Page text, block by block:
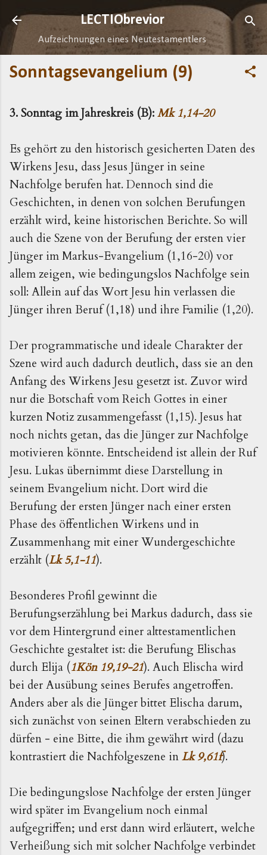
Direkt zum Hauptbereich
LECTIObrevior
Aufzeichnungen eines Neutestamentlers
Sonntagsevangelium (9)
3. Sonntag im Jahreskreis (B):Mk 1,14-20
Es gehört zu den historisch gesicherten Daten des
Wirkens Jesu, dass Jesus Jünger in seine
Nachfolge berufen hat. Dennoch sind die
Geschichten, in denen von solchen Berufungen
erzählt wird, keine historischen Berichte. So will
auch die Szene von der Berufung der ersten vier
Jünger im Markus-Evangelium (1,16-20) vor
allem zeigen, wie bedingungslos Nachfolge sein
soll: Allein auf das Wort Jesu hin verlassen die
Jünger ihren Beruf (1,18) und ihre Familie (1,20).
Der programmatische und ideale Charakter der
Szene wird auch dadurch deutlich, dass sie an den
Anfang des Wirkens Jesu gesetzt ist. Zuvor wird
nur die Botschaft vom Reich Gottes in einer
kurzen Notiz zusammengefasst (1,15). Jesus hat
noch nichts getan, das die Jünger zur Nachfolge
motivieren könnte. Entscheidend ist allein der Ruf
Jesu. Lukas übernimmt diese Darstellung in
seinem Evangelium nicht. Dort wird die
Berufung der ersten Jünger nach einer ersten
Phase des öffentlichen Wirkens und in
Zusammenhang mit einer Wundergeschichte
erzählt (Lk 5,1-11).
Besonderes Profil gewinnt die
Berufungserzählung bei Markus dadurch, dass sie
vor dem Hintergrund einer alttestamentlichen
Geschichte gestaltet ist: die Berufung Elischas
durch Elija (1Kön 19,19-21). Auch Elischa wird
bei der Ausübung seines Berufes angetroffen.
Anders aber als die Jünger bittet Elischa darum,
sich zunächst von seinen Eltern verabschieden zu
dürfen - eine Bitte, die ihm gewährt wird (dazu
kontrastiert die Nachfolgeszene inLk 9,61f).
Die bedingungslose Nachfolge der ersten Jünger
wird später im Evangelium noch einmal
aufgegriffen; und erst dann wird erläutert, welche
Verheißung sich mit solcher Nachfolge verbindet